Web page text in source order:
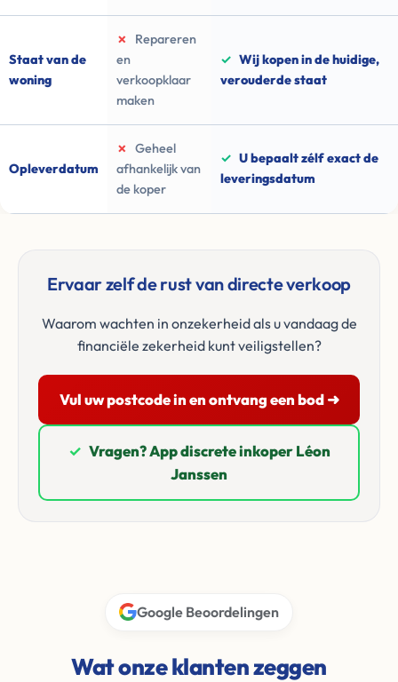
Staat van de
woning
✗
Repareren
en
verkoopklaar
maken
✓ Wij kopen in de huidige,
verouderde staat
Opleverdatum
✗
Geheel
afhankelijk van
de koper
✓ U bepaalt zélf exact de
leveringsdatum
Ervaar zelf de rust van directe verkoop
Waarom wachten in onzekerheid als u vandaag de
financiële zekerheid kunt veiligstellen?
Vul uw postcode in en ontvang een bod ➜
✓ Vragen? App discrete inkoper Léon
Janssen
Google Beoordelingen
Wat onze klanten zeggen